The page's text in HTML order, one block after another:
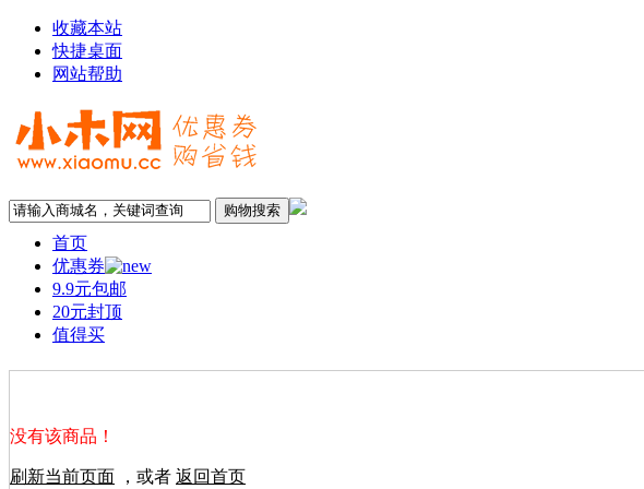
收藏本站
快捷桌面
网站帮助
首页
优惠券
9.9元包邮
20元封顶
值得买
没有该商品！
刷新当前页面 ，或者 返回首页